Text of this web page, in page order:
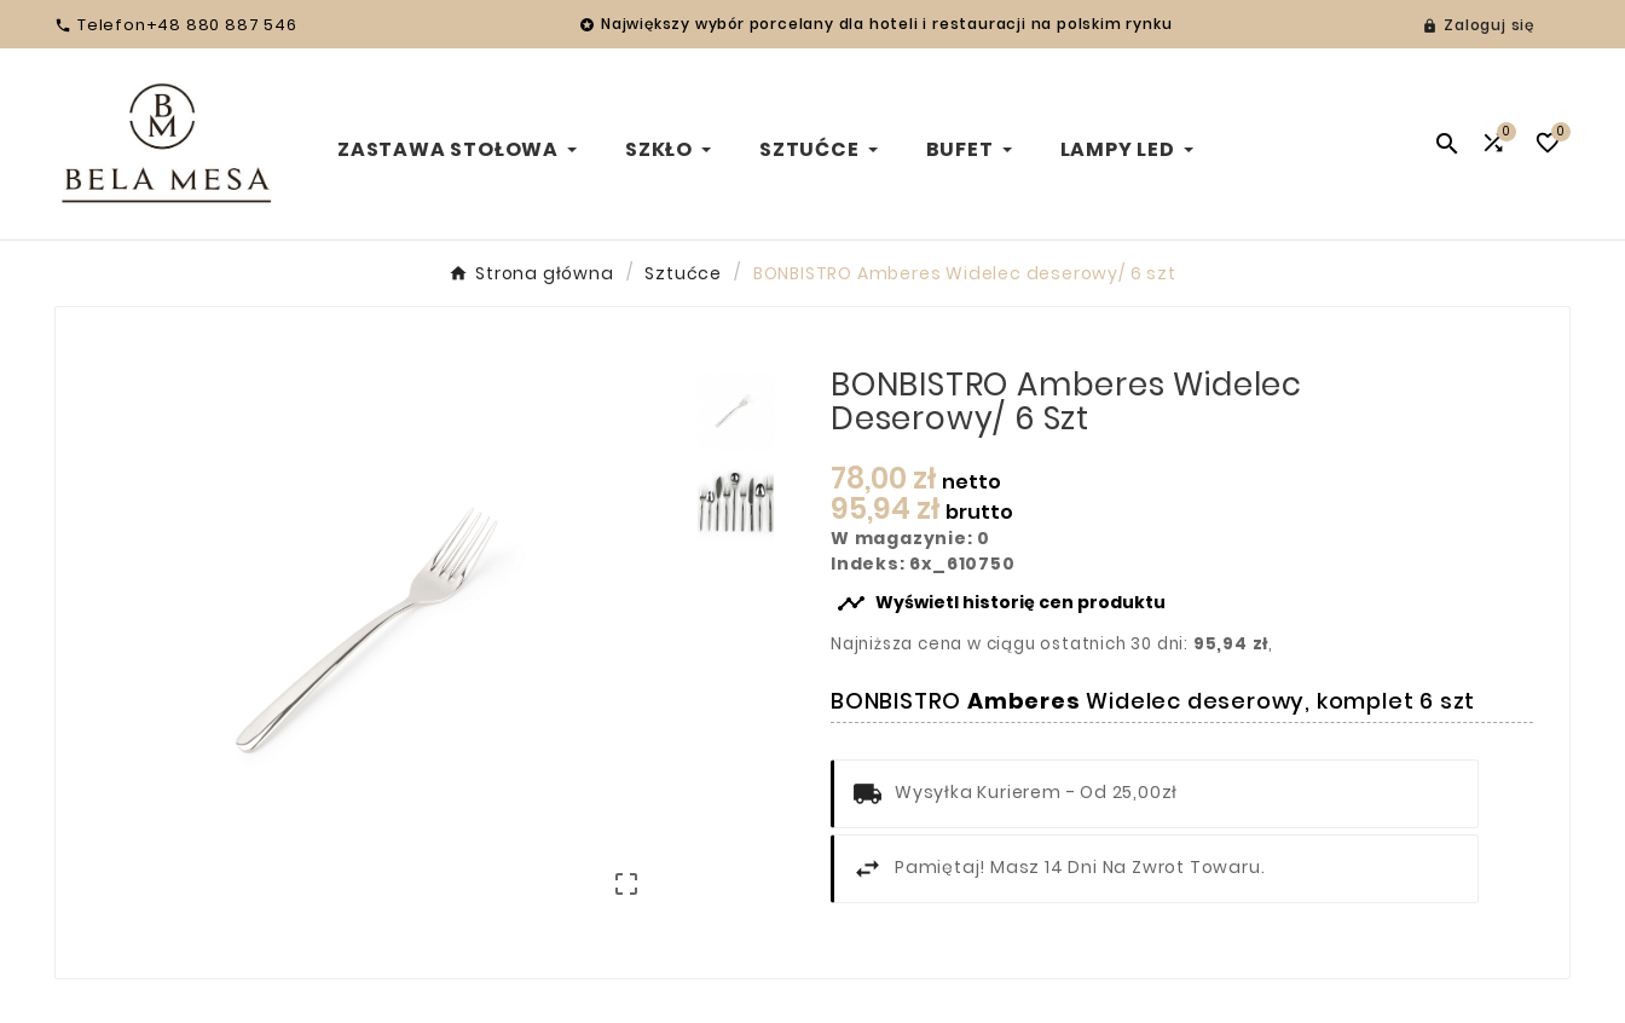
 Telefon+48 880 887 546  Największy wybór porcelany dla hoteli i restauracji na polskim rynku  Zaloguj się
ZASTAWA STOŁOWA SZKŁO SZTUĆCE BUFET LAMPY LED  0 0
Strona główna Sztućce BONBISTRO Amberes Widelec deserowy/ 6 szt

BONBISTRO Amberes Widelec
Deserowy/ 6 Szt
78,00 zł netto
95,94 zł brutto
W magazynie: 0
Indeks: 6x_610750
 Wyświetl historię cen produktu
Najniższa cena w ciągu ostatnich 30 dni: 95,94 zł,
BONBISTRO Amberes Widelec deserowy, komplet 6 szt
Wysyłka Kurierem - Od 25,00zł
Pamiętaj! Masz 14 Dni Na Zwrot Towaru.